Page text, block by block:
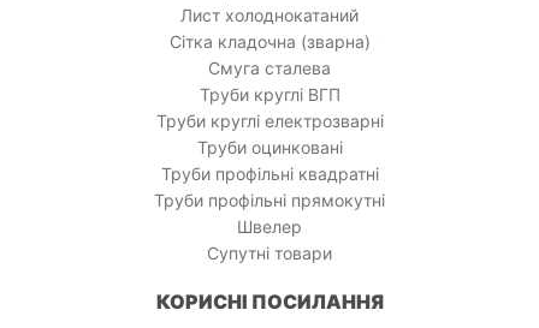
Лист холоднокатаний
Сітка кладочна (зварна)
Смуга сталева
Труби круглі ВГП
Труби круглі електрозварні
Труби оцинковані
Труби профільні квадратні
Труби профільні прямокутні
Швелер
Супутні товари
КОРИСНІ ПОСИЛАННЯ